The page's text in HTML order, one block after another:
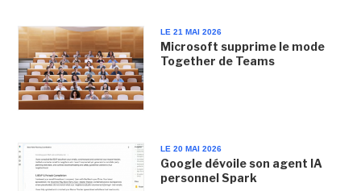
LE 21 MAI 2026
Microsoft supprime le mode
Together de Teams
LE 20 MAI 2026
Google dévoile son agent IA
personnel Spark